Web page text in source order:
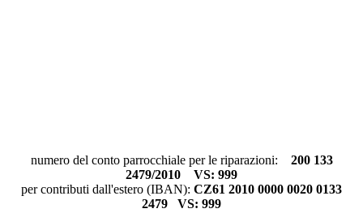
numero del conto parrocchiale per le riparazioni: 200 133
2479/2010 VS: 999
per contributi dall'estero (IBAN): CZ61 2010 0000 0020 0133
2479 VS: 999